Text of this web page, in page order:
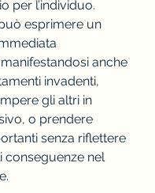
per l’individuo.
esprimere un
anche
invadenti,
gli altri in
o prendere
senza riflettere
conseguenze nel